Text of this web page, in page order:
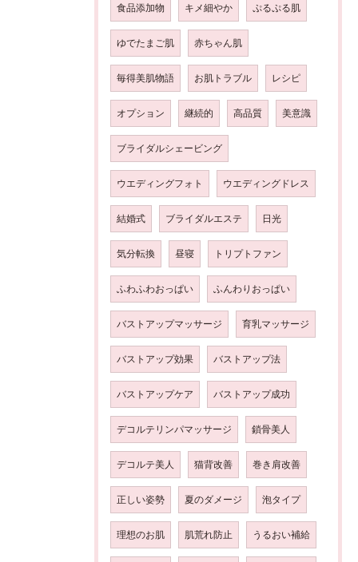
食品添加物 キメ細やか ぷるぷる肌
ゆでたまご肌 赤ちゃん肌
毎得美肌物語 お肌トラブル レシピ
オプション 継続的 高品質 美意識
ブライダルシェービング
ウエディングフォト ウエディングドレス
結婚式 ブライダルエステ 日光
気分転換 昼寝 トリプトファン
ふわふわおっぱい ふんわりおっぱい
バストアップマッサージ 育乳マッサージ
バストアップ効果 バストアップ法
バストアップケア バストアップ成功
デコルテリンパマッサージ 鎖骨美人
デコルテ美人 猫背改善 巻き肩改善
正しい姿勢 夏のダメージ 泡タイプ
理想のお肌 肌荒れ防止 うるおい補給